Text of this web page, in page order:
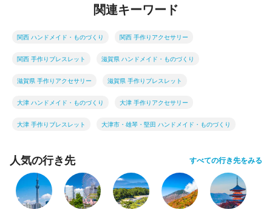
関連キーワード
関西 ハンドメイド・ものづくり 関西 手作りアクセサリー
関西 手作りブレスレット 滋賀県 ハンドメイド・ものづくり
滋賀県 手作りアクセサリー 滋賀県 手作りブレスレット
大津 ハンドメイド・ものづくり 大津 手作りアクセサリー
大津 手作りブレスレット 大津市・雄琴・堅田 ハンドメイド・ものづくり
人気の行き先 すべての行き先をみる